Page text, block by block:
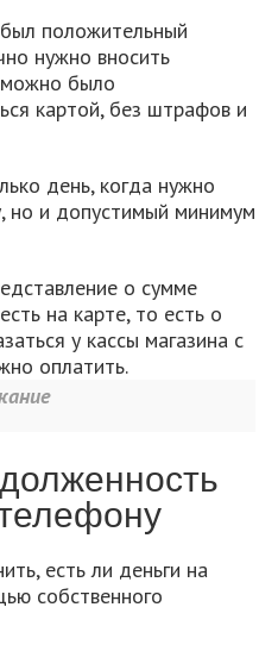
положительный
нужно вносить
было
картой, без штрафов и
день, когда нужно
но и допустимый минимум
о сумме
на карте, то есть о
у кассы магазина с
оплатить.
есть ли деньги на
собственного